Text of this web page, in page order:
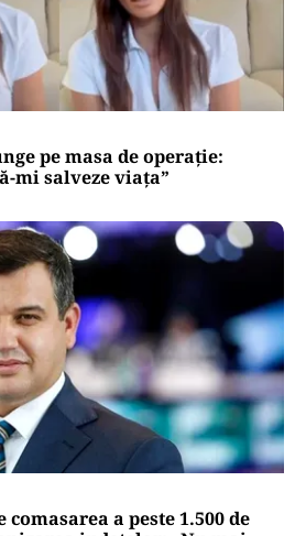
pe masa de operație:
mi salveze viața”
comasarea a peste 1.500 de